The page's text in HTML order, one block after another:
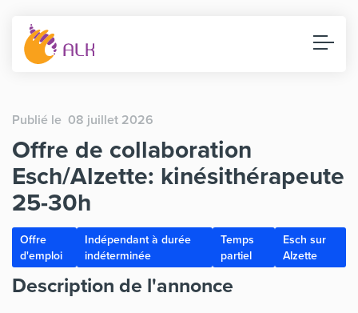
Publié le 08 juillet 2026
Offre de collaboration
Esch/Alzette: kinésithérapeute
25-30h
Offre
d'emploi
Indépendant à durée
indéterminée
Temps
partiel
Esch sur
Alzette
Description de l'annonce